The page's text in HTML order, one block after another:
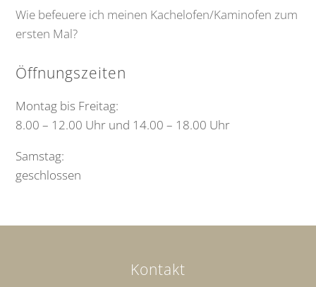
Wie befeuere ich meinen Kachelofen/Kaminofen zum
ersten Mal?
Öffnungszeiten
Montag bis Freitag:
8.00 – 12.00 Uhr und 14.00 – 18.00 Uhr
Samstag:
geschlossen
Kontakt